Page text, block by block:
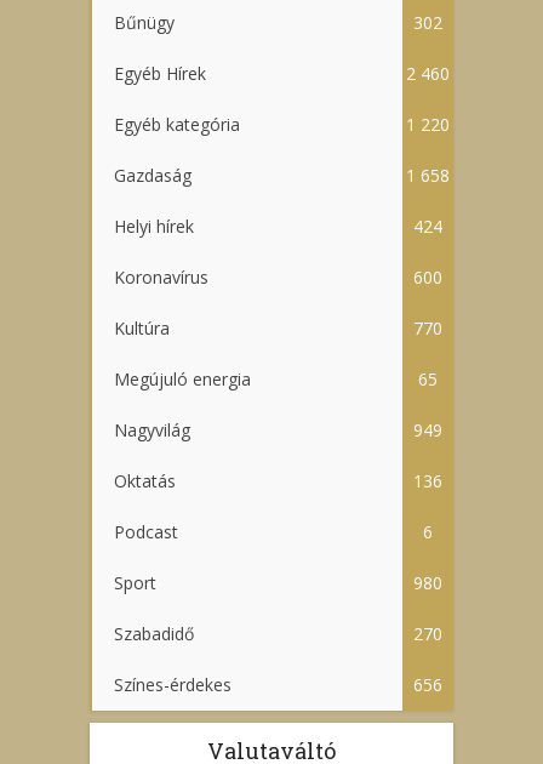
Bűnügy 302
Egyéb Hírek 2 460
Egyéb kategória 1 220
Gazdaság 1 658
Helyi hírek 424
Koronavírus 600
Kultúra 770
Megújuló energia 65
Nagyvilág 949
Oktatás 136
Podcast 6
Sport 980
Szabadidő 270
Színes-érdekes 656
Valutaváltó